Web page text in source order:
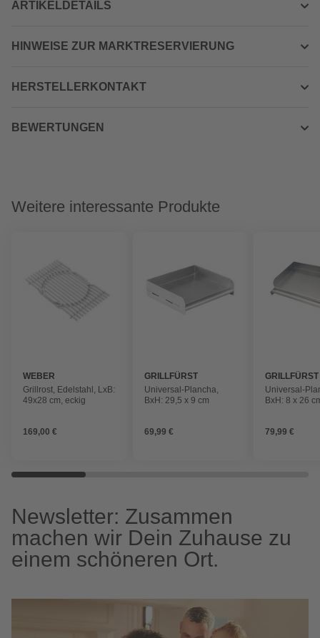
ARTIKELDETAILS
HINWEISE ZUR MARKTRESERVIERUNG
HERSTELLERKONTAKT
BEWERTUNGEN
Weitere interessante Produkte
WEBER
Grillrost, Edelstahl, LxB:
49x28 cm, eckig
169,00 €
GRILLFÜRST
Universal-Plancha,
BxH: 29,5 x 9 cm
69,99 €
GRILLFÜRST
Universal-
BxH: 8 x 26
79,99 €
Newsletter: Zusammen
machen wir Dein Zuhause zu
einem schöneren Ort.